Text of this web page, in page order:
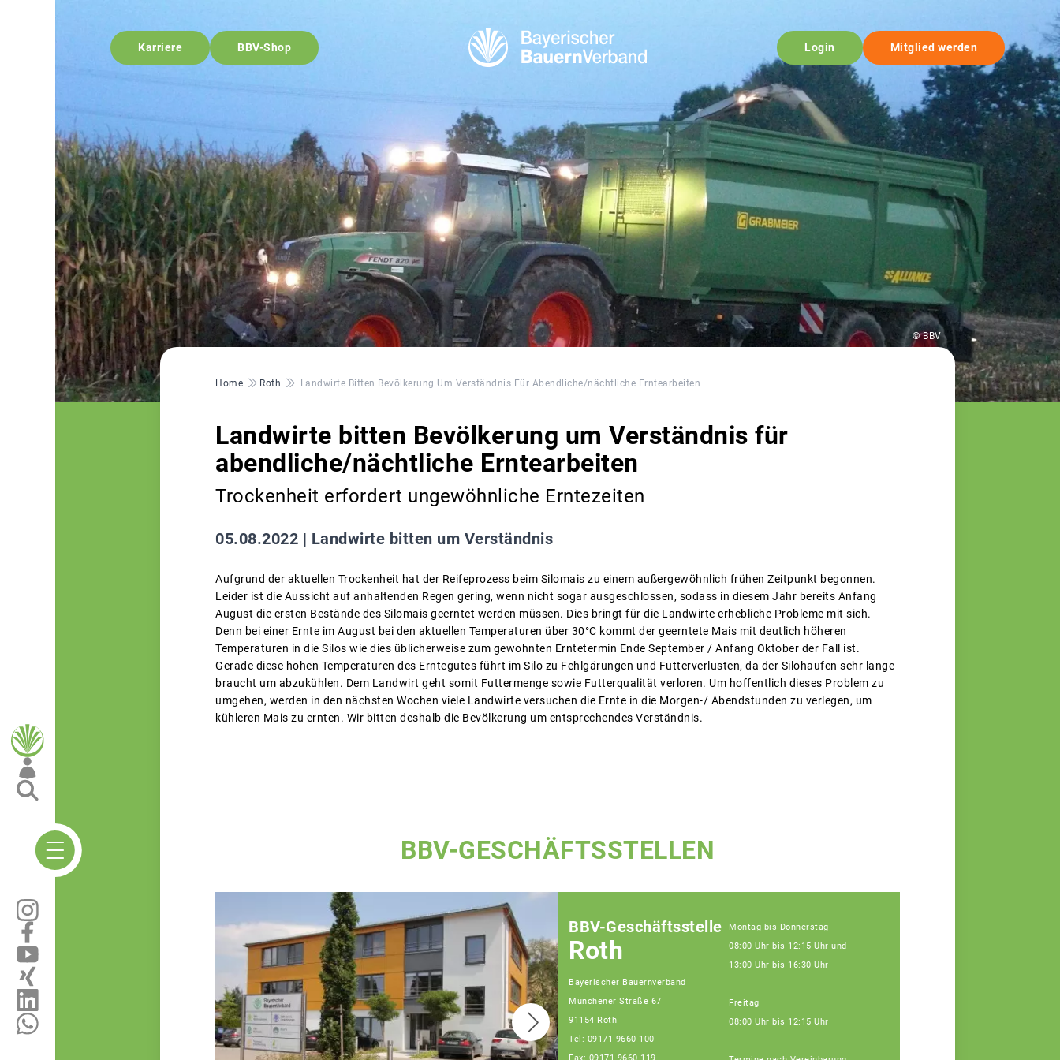
Karriere BBV-Shop Login Mitglied werden
© BBV
Pfadnavigation
Home Roth Landwirte Bitten Bevölkerung Um Verständnis Für Abendliche/nächtliche Erntearbeiten
Landwirte bitten Bevölkerung um Verständnis für
abendliche/nächtliche Erntearbeiten
Trockenheit erfordert ungewöhnliche Erntezeiten
05.08.2022 | Landwirte bitten um Verständnis
Aufgrund der aktuellen Trockenheit hat der Reifeprozess beim Silomais zu einem außergewöhnlich frühen Zeitpunkt begonnen.
Leider ist die Aussicht auf anhaltenden Regen gering, wenn nicht sogar ausgeschlossen, sodass in diesem Jahr bereits Anfang
August die ersten Bestände des Silomais geerntet werden müssen. Dies bringt für die Landwirte erhebliche Probleme mit sich.
Denn bei einer Ernte im August bei den aktuellen Temperaturen über 30°C kommt der geerntete Mais mit deutlich höheren
Temperaturen in die Silos wie dies üblicherweise zum gewohnten Erntetermin Ende September / Anfang Oktober der Fall ist.
Gerade diese hohen Temperaturen des Erntegutes führt im Silo zu Fehlgärungen und Futterverlusten, da der Silohaufen sehr lange
braucht um abzukühlen. Dem Landwirt geht somit Futtermenge sowie Futterqualität verloren. Um hoffentlich dieses Problem zu
umgehen, werden in den nächsten Wochen viele Landwirte versuchen die Ernte in die Morgen-/ Abendstunden zu verlegen, um
kühleren Mais zu ernten. Wir bitten deshalb die Bevölkerung um entsprechendes Verständnis.
BBV-GESCHÄFTSSTELLEN
BBV-Geschäftsstelle
Roth
Bayerischer Bauernverband
Münchener Straße 67
91154 Roth
Tel: 09171 9660-100
Montag bis Donnerstag
08:00 Uhr bis 12:15 Uhr und
13:00 Uhr bis 16:30 Uhr
Freitag
08:00 Uhr bis 12:15 Uhr